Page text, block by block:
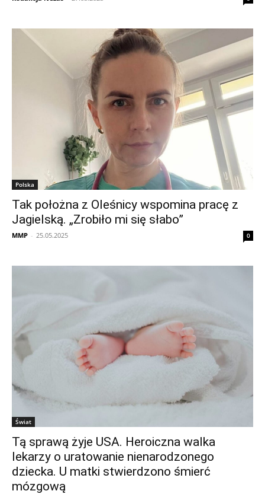
Polska
Tak położna z Oleśnicy wspomina pracę z
Jagielską. „Zrobiło mi się słabo”
MMP - 25.05.2025 0
Świat
Tą sprawą żyje USA. Heroiczna walka
lekarzy o uratowanie nienarodzonego
dziecka. U matki stwierdzono śmierć
mózgową